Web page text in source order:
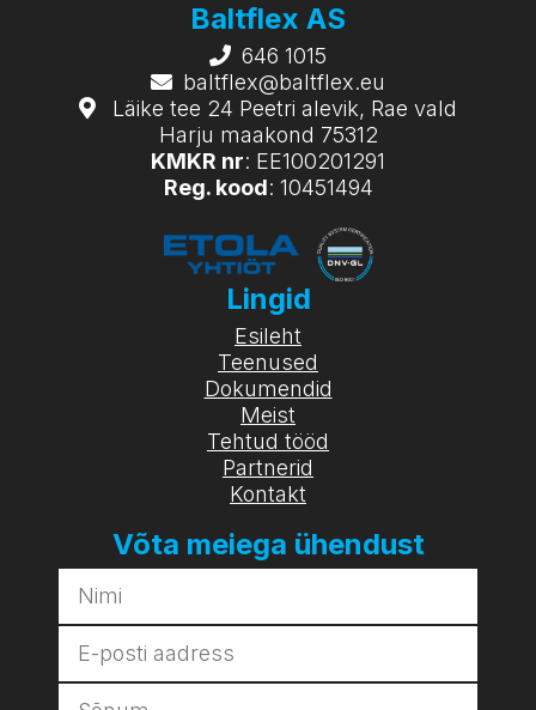
Baltflex AS
646 1015
baltflex@baltflex.eu
Läike tee 24 Peetri alevik, Rae vald
Harju maakond 75312
KMKR nr: EE100201291
Reg. kood: 10451494
Lingid
Esileht
Teenused
Dokumendid
Meist
Tehtud tööd
Partnerid
Kontakt
Võta meiega ühendust